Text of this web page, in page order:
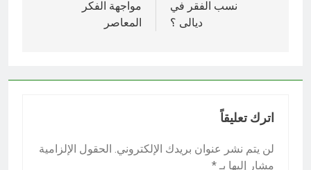
نسب الفقر في
ديالى ؟
مواجهة الفكر
المعاصر
اترك تعليقاً
لن يتم نشر عنوان بريدك الإلكتروني. الحقول الإلزامية
مشار إليها بـ *